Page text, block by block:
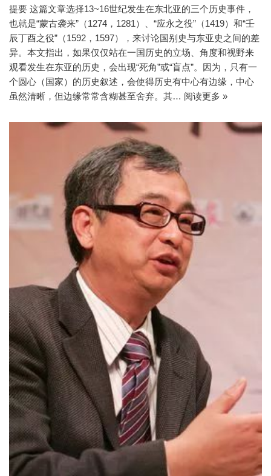
提要 这篇文章选择13~16世纪发生在东北亚的三个历史事件，
也就是“蒙古袭来”（1274，1281）、“应永之役”（1419）和“壬
辰丁酉之役”（1592，1597），来讨论国别史与东亚史之间的差
异。本文指出，如果仅仅站在一国历史的立场、角度和视野来
观看发生在东亚的历史，会出现“死角”或“盲点”。因为，只有一
个圆心（国家）的历史叙述，会使得历史有中心有边缘，中心
虽然清晰，但边缘常常含糊甚至舍弃。其… 阅读更多 »